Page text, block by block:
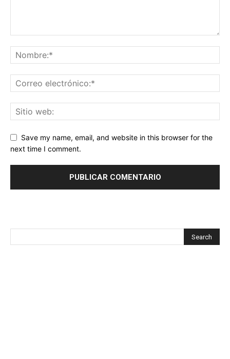
Save my name, email, and website in this browser for the
next time I comment.